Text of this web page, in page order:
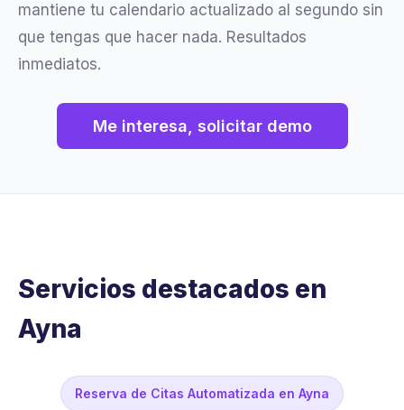
mantiene tu calendario actualizado al segundo sin
que tengas que hacer nada. Resultados
inmediatos.
Me interesa, solicitar demo
Servicios destacados en
Ayna
Reserva de Citas Automatizada en Ayna